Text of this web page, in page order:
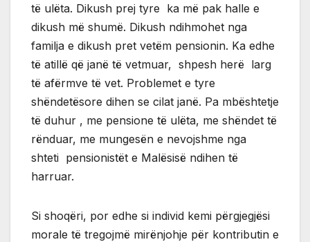
të ulëta. Dikush prej tyre ka më pak halle e
dikush më shumë. Dikush ndihmohet nga
familja e dikush pret vetëm pensionin. Ka edhe
të atillë që janë të vetmuar, shpesh herë larg
të afërmve të vet. Problemet e tyre
shëndetësore dihen se cilat janë. Pa mbështetje
të duhur , me pensione të ulëta, me shëndet të
rënduar, me mungesën e nevojshme nga
shteti pensionistët e Malësisë ndihen të
harruar.
Si shoqëri, por edhe si individ kemi përgjegjësi
morale të tregojmë mirënjohje për kontributin e